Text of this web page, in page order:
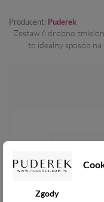
Zgody
Producent: Puderek
Zestaw 6 drobno
to idealny sposób na